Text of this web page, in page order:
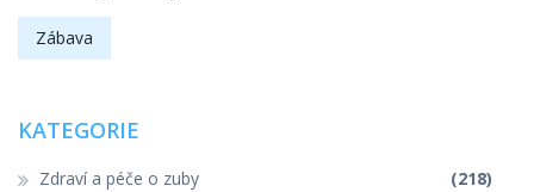
Zábava
KATEGORIE
Zdraví a péče o zuby (218)